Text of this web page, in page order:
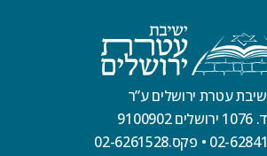
עטרת ירושלים ע”ר
• פקס.02-6261528